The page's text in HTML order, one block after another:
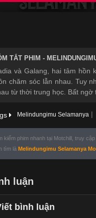
TẮT PHIM -
và Galang, hai tâm
chăm sóc lẫn nhau. Tuy
từ thời trung học. Bất ngờ
Melindungimu Selamanya |
kiếm phim nhanh tại Motchill, truy cập
tìm là Melindungimu Selamanya
luận
bình luận